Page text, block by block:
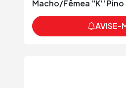
Macho/Fêmea "K''
AVISE-